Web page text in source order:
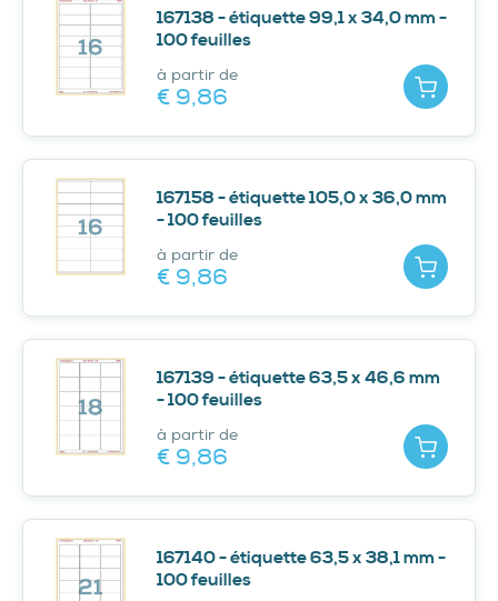
167138 - étiquette 99,1 x 34,0 mm -
100 feuilles
à partir de
€ 9,86
167158 - étiquette 105,0 x 36,0 mm
- 100 feuilles
à partir de
€ 9,86
167139 - étiquette 63,5 x 46,6 mm
- 100 feuilles
à partir de
€ 9,86
167140 - étiquette 63,5 x 38,1 mm -
100 feuilles